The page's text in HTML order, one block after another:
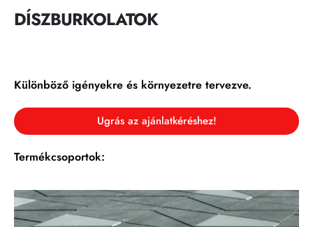
DÍSZBURKOLATOK
Különböző igényekre és környezetre tervezve.
Ugrás az ajánlatkéréshez!
Termékcsoportok: